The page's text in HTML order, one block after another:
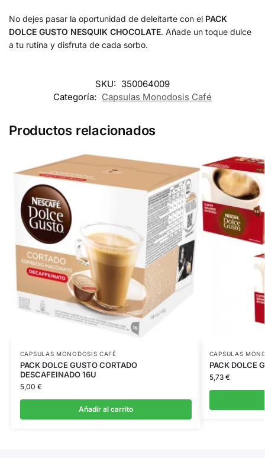
No dejes pasar la oportunidad de deleitarte con el PACK
DOLCE GUSTO NESQUIK CHOCOLATE. Añade un toque dulce
a tu rutina y disfruta de cada sorbo.
SKU: 350064009
Categoría: Capsulas Monodosis Café
Productos relacionados
CAPSULAS MONODOSIS CAFÉ
PACK DOLCE GUSTO CORTADO
DESCAFEINADO 16U
5,00 €
Añadir al carrito
CAPSULAS
PACK DOLCE
5,73 €